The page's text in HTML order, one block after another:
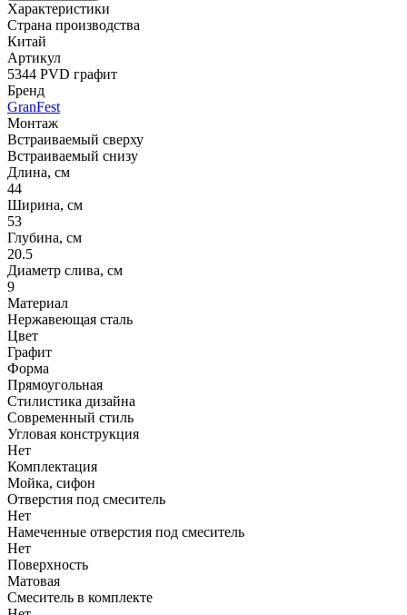
Характеристики
Страна производства
Китай
Артикул
5344 PVD графит
Бренд
GranFest
Монтаж
Встраиваемый сверху
Встраиваемый снизу
Длина, см
44
Ширина, см
53
Глубина, см
20.5
Диаметр слива, см
9
Материал
Нержавеющая сталь
Цвет
Графит
Форма
Прямоугольная
Стилистика дизайна
Современный стиль
Угловая конструкция
Нет
Комплектация
Мойка, сифон
Отверстия под смеситель
Нет
Намеченные отверстия под смеситель
Нет
Поверхность
Матовая
Смеситель в комплекте